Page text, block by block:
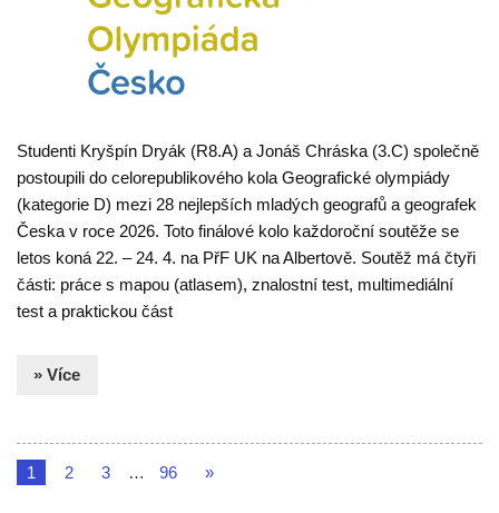
Studenti Kryšpín Dryák (R8.A) a Jonáš Chráska (3.C) společně
postoupili do celorepublikového kola Geografické olympiády
(kategorie D) mezi 28 nejlepších mladých geografů a geografek
Česka v roce 2026. Toto finálové kolo každoroční soutěže se
letos koná 22. – 24. 4. na PřF UK na Albertově. Soutěž má čtyři
části: práce s mapou (atlasem), znalostní test, multimediální
test a praktickou část
» Více
1 2 3 … 96 »